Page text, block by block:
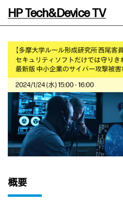
HP Tech&Device TV
全てのコンテンツ
チャンネル
AIの進化と活用事例
製品トレンド & レビュー
サイバーセキュリティ
教育とテクノロジー
自治体・公共
ハイブリッドワーク
ワークステーション
タグ
イベン
AIワー
Poly
WXP（
イベント・コラム
イベント・セミナー情報
ご相談
メールニュース会員登録
日本HP 公式Webサイト
HP Tech&Device TV 内のコンテンツを検
概要